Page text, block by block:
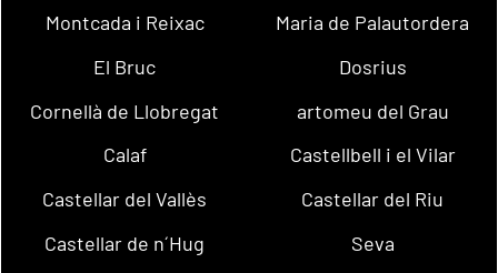
Montcada i Reixac
Maria de Palautordera
El Bruc
Dosrius
Cornellà de Llobregat
artomeu del Grau
Calaf
Castellbell i el Vilar
Castellar del Vallès
Castellar del Riu
Castellar de n´Hug
Seva